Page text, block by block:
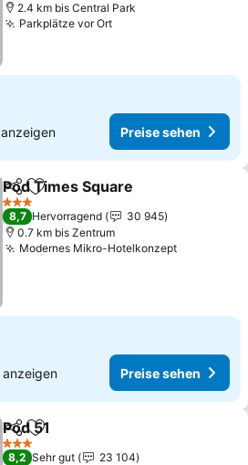
2.4 km bis Central Park
Parkplätze vor Ort
anzeigen Preise sehen
TeilenZu Favoriten hinzufügen
Pod Times Square
3 Sterne
8,7 Hervorragend
30 945
0.7 km bis Zentrum
Modernes Mikro-Hotelkonzept
anzeigen Preise sehen
TeilenZu Favoriten hinzufügen
Pod 51
3 Sterne
8,2 Sehr gut
23 104